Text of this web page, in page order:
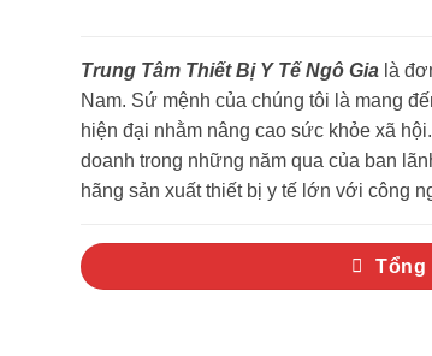
Trung Tâm Thiết Bị Y Tế Ngô Gia là
Nam. Sứ mệnh của chúng tôi là mang
hiện đại nhằm nâng cao sức khỏe xã
doanh trong những năm qua của ban
hãng sản xuất thiết bị y tế lớn với công
Tổng